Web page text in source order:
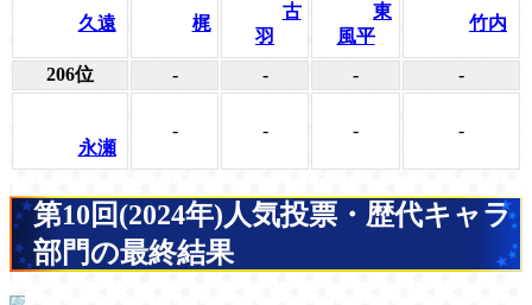
久遠 梶
古
羽
東
風平
竹内
206位 - - - -
永瀬
- - - -
第10回(2024年)人気投票・歴代キャラ
部門の最終結果